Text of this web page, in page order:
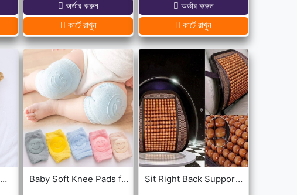
অর্ডার করুন
কার্টে রাখুন
অর্ডার করুন
কার্টে রাখুন
Baby Winter Blanket Winter Protection Worm Baby Care Blanket For ( 0-1year Babies ) Baby Soft Knee Pads for Safety - Multicolor Sit Right Back Support For Any Kind Of Chair High Quality